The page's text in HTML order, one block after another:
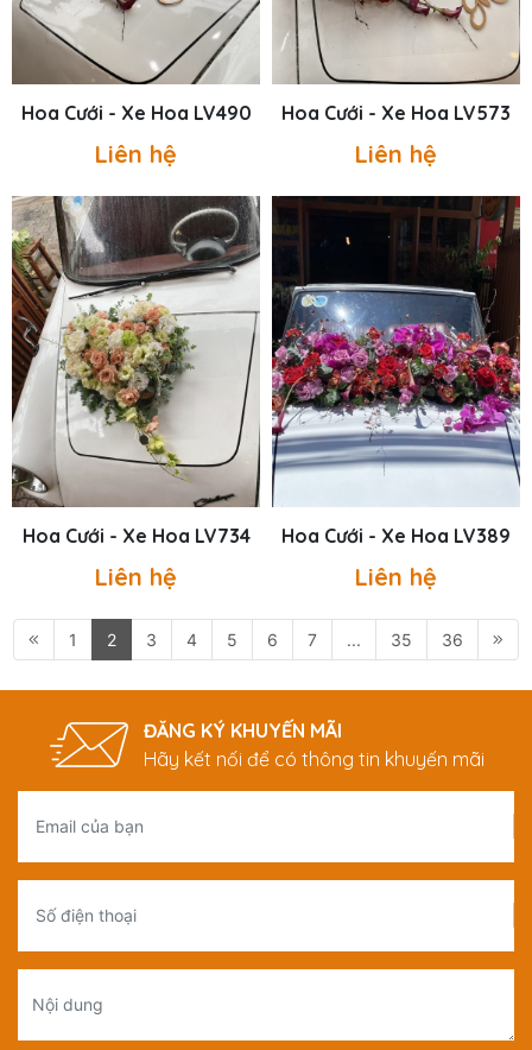
Hoa Cưới - Xe Hoa LV490
Liên hệ
Hoa Cưới - Xe Hoa LV573
Liên hệ
Hoa Cưới - Xe Hoa LV734
Liên hệ
Hoa Cưới - Xe Hoa LV389
Liên hệ
1 2 3 4 5 6 7 ... 35 36
ĐĂNG KÝ KHUYẾN MÃI
Hãy kết nối để có thông tin khuyến mãi